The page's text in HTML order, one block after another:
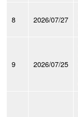
8 2026/07/27
9 2026/07/25